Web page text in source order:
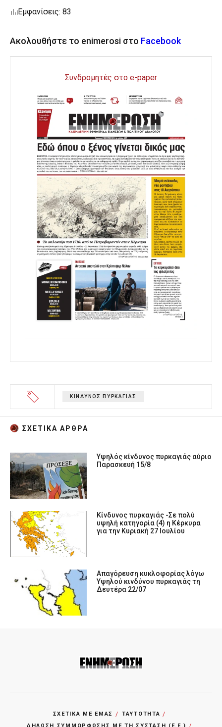
Εμφανίσεις: 83
Ακολουθήστε το enimerosi στο Facebook
Συνδρομητές στο e-paper
ΚΙΝΔΥΝΟΣ ΠΥΡΚΑΓΙΑΣ
ΣΧΕΤΙΚA AΡΘΡΑ
Υψηλός κίνδυνος πυρκαγιάς αύριο
Παρασκευή 15/8
Κίνδυνος πυρκαγιάς -Σε πολύ
υψηλή κατηγορία (4) η Κέρκυρα
για την Κυριακή 27 Ιουλίου
Απαγόρευση κυκλοφορίας λόγω
Υψηλού κινδύνου πυρκαγιάς τη
Δευτέρα 22/07
ΣΧΕΤΙΚΑ ΜΕ ΕΜΑΣ
ΤΑΥΤΟΤΗΤΑ
ΔΗΛΩΣΗ ΣΥΜΜΟΡΦΩΣΗΣ ΜΕ ΤΗ ΣΥΣΤΑΣΗ (Ε.Ε.)